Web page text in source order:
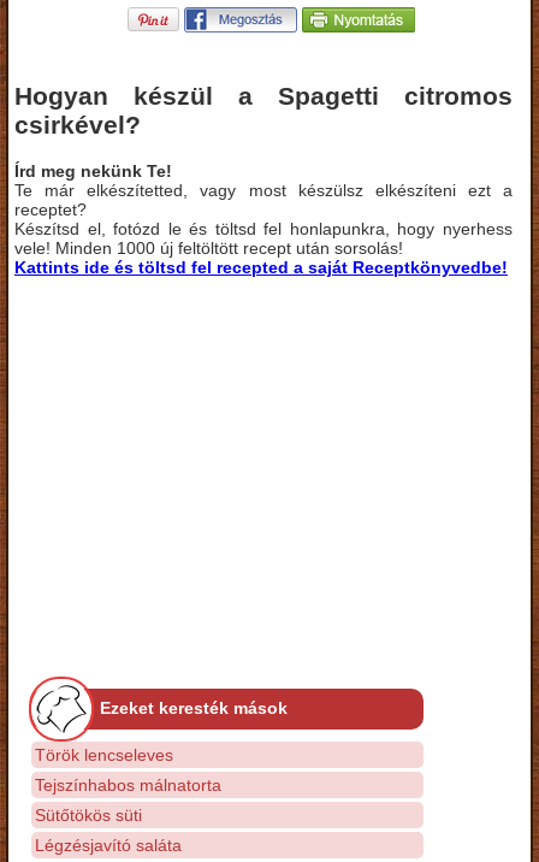
Hogyan készül a Spagetti citromos
csirkével?
Írd meg nekünk Te!
Te már elkészítetted, vagy most készülsz elkészíteni ezt a
receptet?
Készítsd el, fotózd le és töltsd fel honlapunkra, hogy nyerhess
vele! Minden 1000 új feltöltött recept után sorsolás!
Kattints ide és töltsd fel recepted a saját Receptkönyvedbe!
Ezeket keresték mások
Török lencseleves
Tejszínhabos málnatorta
Sütőtökös süti
Légzésjavító saláta